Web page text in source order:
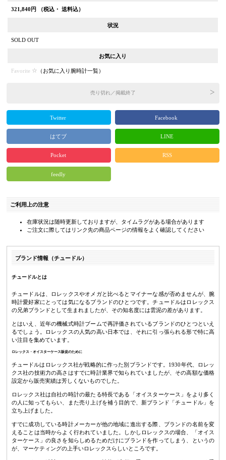
321,840 円 （税込・ 送料込）
状況
SOLD OUT
お気に入り
Favorite （お気に入り腕時計一覧）
売り切れ／掲載終了
Twitter Facebook
はてブ LINE
Pocket RSS
feedly
ご利用上の注意
在庫状況は随時更新しておりますが、タイムラグがある場合があります
ご注文に際してはリンク先の商品ページの情報をよく確認してください
ブランド情報（チュードル）
チュードルとは
チュードルは、ロレックスやオメガと比べるとマイナーな感が否めませんが、腕
時計愛好家にとっては気になるブランドのひとつです。チュードルはロレックス
の兄弟ブランドとして生まれましたが、その知名度には雲泥の差があります。
とはいえ、近年の機械式時計ブームで再評価されているブランドのひとつといえ
るでしょう。ロレックスの人気の高い日本では、それに引っ張られる形で特に高
い注目を集めています。
ロレックス・オイスターケース販促のために
チュードルはロレックス社が戦略的に作った別ブランドです。1930年代、ロレッ
クス社の技術力の高さはすでに時計業界で知られていましたが、その高額な価格
設定から販売実績は芳しくないものでした。
ロレックス社は自社の時計の最たる特長である「オイスターケース」をより多く
の人に知ってもらい、また売り上げを補う目的で、新ブランド「チュードル」を
立ち上げました。
すでに成功している時計メーカーが他の地域に進出する際、ブランドの名前を変
えることは当時からよく行われていました。しかしロレックスの場合、「オイス
ターケース」の良さを知らしめるためだけにブランドを作ってしまう、というの
が、マーケティングの上手いロレックスらしいところです。